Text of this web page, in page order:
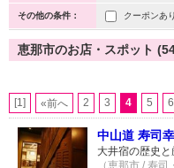
その他の条件： クーポンあり
恵那市のお店・スポット
[1] «前へ 2 3 4 5 6
中山道 寿司幸
大井宿の歴史と
（恵那市 / 寿司